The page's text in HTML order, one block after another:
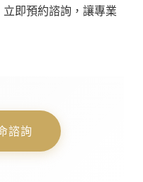
即預約諮詢，讓專業
諮詢